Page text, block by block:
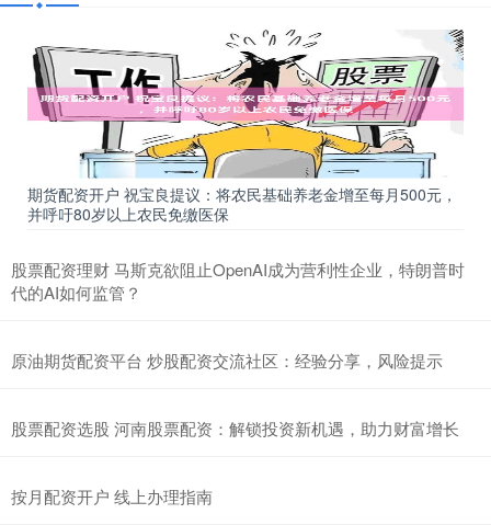
期货配资开户 祝宝良提议：将农民基础养老金增至每月500元，
并呼吁80岁以上农民免缴医保
股票配资理财 马斯克欲阻止OpenAI成为营利性企业，特朗普时
代的AI如何监管？
原油期货配资平台 炒股配资交流社区：经验分享，风险提示
股票配资选股 河南股票配资：解锁投资新机遇，助力财富增长
按月配资开户 线上办理指南